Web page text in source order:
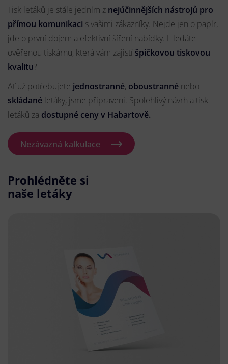
Tisk letáků je stále jedním z nejúčinnějších nástrojů pro
přímou komunikaci s vašimi zákazníky. Nejde jen o papír,
jde o první dojem a efektivní šíření nabídky. Hledáte
ověřenou tiskárnu, která vám zajistí špičkovou tiskovou
kvalitu?
Ať už potřebujete jednostranné, oboustranné nebo
skládané letáky, jsme připraveni. Spolehlivý návrh a tisk
letáků za dostupné ceny v Habartově.
Nezávazná kalkulace
Prohlédněte si
naše letáky